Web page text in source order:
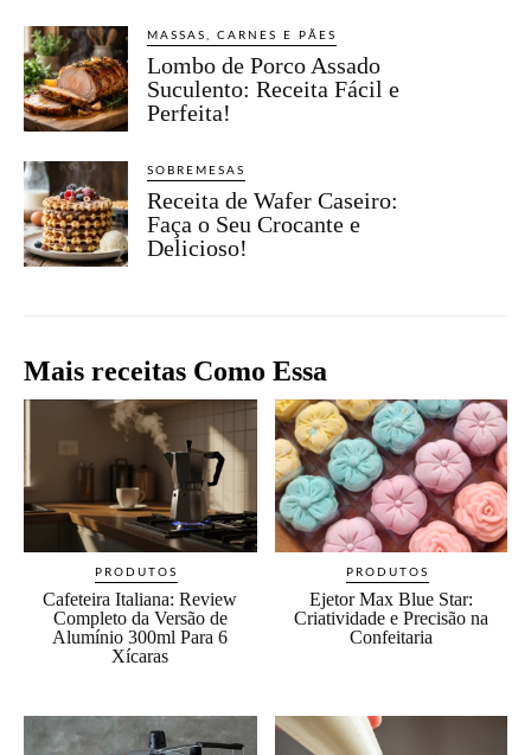
MASSAS, CARNES E PÃES
Lombo de Porco Assado
Suculento: Receita Fácil e
Perfeita!
SOBREMESAS
Receita de Wafer Caseiro:
Faça o Seu Crocante e
Delicioso!
Mais receitas Como Essa
PRODUTOS
Cafeteira Italiana: Review
Completo da Versão de
Alumínio 300ml Para 6
Xícaras
PRODUTOS
Ejetor Max Blue Star:
Criatividade e Precisão na
Confeitaria